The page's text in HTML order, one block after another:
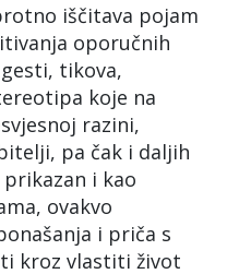
iščitava pojam
oporučnih
tikova,
koje na
razini,
pa čak i daljih
i kao
ovakvo
i priča s
kroz vlastiti život